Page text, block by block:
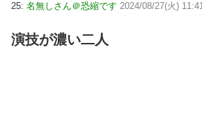
25: 名無しさん＠恐縮です 2024/08/27(火)
演技が濃い二人